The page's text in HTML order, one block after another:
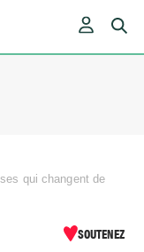
qui changent de
SOUTENEZ